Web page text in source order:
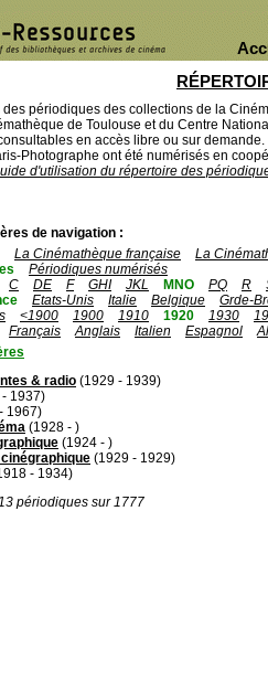
des périodiques des collections de la
de Toulouse et du Centre
en accès libre ou sur demande.
Photographe ont été numérisés en
d'utilisation du répertoire des
de navigation :
La Cinémathèque française La
Périodiques numérisés
C DE F GHI JKL MNO PQ R
Etats-Unis Italie Belgique Grde-
<1900 1900 1910 1920 1930
Français Anglais Italien Espagnol
& radio (1929 - 1939)
1937)
1967)
(1928 - )
(1924 - )
(1929 - 1929)
- 1934)
périodiques sur 1777